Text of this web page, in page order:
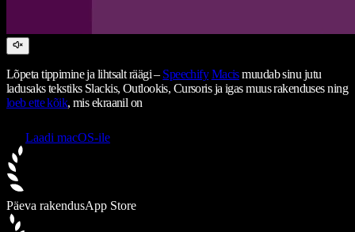
Lõpeta tippimine ja lihtsalt räägi – Speechify Macismuudab sinu jutu
ladusaks tekstiks Slackis, Outlookis, Cursoris ja igas muus rakenduses ning
loeb ette kõik, mis ekraanil on
Laadi macOS-ile
Päeva rakendusApp Store